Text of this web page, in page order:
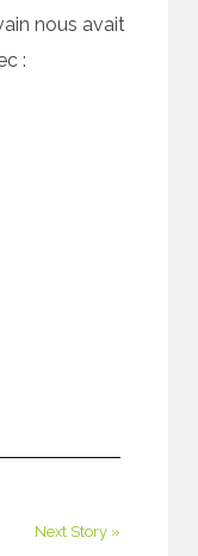
nous avait
:
Next Story »